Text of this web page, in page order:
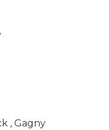
, Gagny